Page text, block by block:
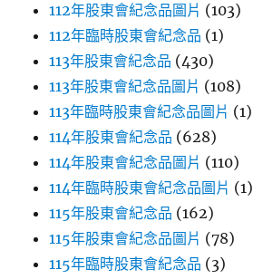
112年股東會紀念品圖片 (103)
112年臨時股東會紀念品 (1)
113年股東會紀念品 (430)
113年股東會紀念品圖片 (108)
113年臨時股東會紀念品圖片 (1)
114年股東會紀念品 (628)
114年股東會紀念品圖片 (110)
114年臨時股東會紀念品圖片 (1)
115年股東會紀念品 (162)
115年股東會紀念品圖片 (78)
115年臨時股東會紀念品 (3)